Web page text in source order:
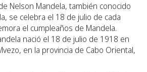
Nelson Mandela, también conocido
se celebra el 18 de julio de cada
el cumpleaños de Mandela.
nació el 18 de julio de 1918 en
en la provincia de Cabo Oriental,